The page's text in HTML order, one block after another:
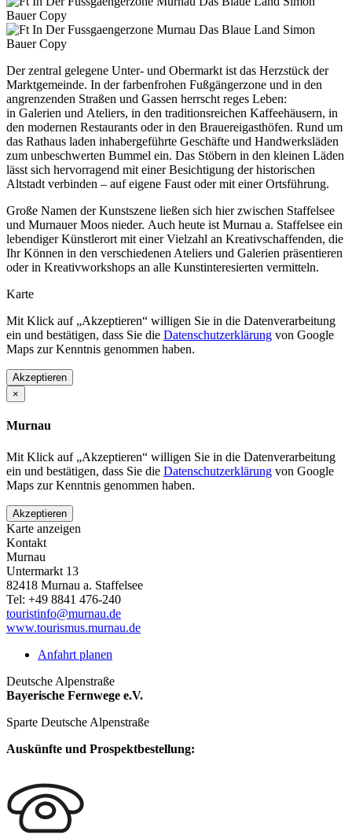
Der zentral gelegene Unter- und Obermarkt ist das Herzstück der
Marktgemeinde. In der farbenfrohen Fußgängerzone und in den
angrenzenden Straßen und Gassen herrscht reges Leben:
in Galerien und Ateliers, in den traditionsreichen Kaffeehäusern, in
den modernen Restaurants oder in den Brauereigasthöfen. Rund um
das Rathaus laden inhabergeführte Geschäfte und Handwerksläden
zum unbeschwerten Bummel ein. Das Stöbern in den kleinen Läden
lässt sich hervorragend mit einer Besichtigung der historischen
Altstadt verbinden – auf eigene Faust oder mit einer Ortsführung.
Große Namen der Kunstszene ließen sich hier zwischen Staffelsee
und Murnauer Moos nieder. Auch heute ist Murnau a. Staffelsee ein
lebendiger Künstlerort mit einer Vielzahl an Kreativschaffenden, die
Ihr Können in den verschiedenen Ateliers und Galerien präsentieren
oder in Kreativworkshops an alle Kunstinteresierten vermitteln.
Karte
Mit Klick auf „Akzeptieren“ willigen Sie in die Datenverarbeitung
ein und bestätigen, dass Sie die Datenschutzerklärung von Google
Maps zur Kenntnis genommen haben.
Akzeptieren
×
Murnau
Mit Klick auf „Akzeptieren“ willigen Sie in die Datenverarbeitung
ein und bestätigen, dass Sie die Datenschutzerklärung von Google
Maps zur Kenntnis genommen haben.
Akzeptieren
Karte anzeigen
Kontakt
Murnau
Untermarkt 13
82418 Murnau a. Staffelsee
Tel: +49 8841 476-240
touristinfo@murnau.de
www.tourismus.murnau.de
Anfahrt planen
Deutsche Alpenstraße
Bayerische Fernwege e.V.
Sparte Deutsche Alpenstraße
Auskünfte und Prospektbestellung: